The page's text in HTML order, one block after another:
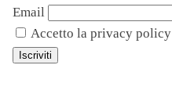
Email
Accetto la privacy policy